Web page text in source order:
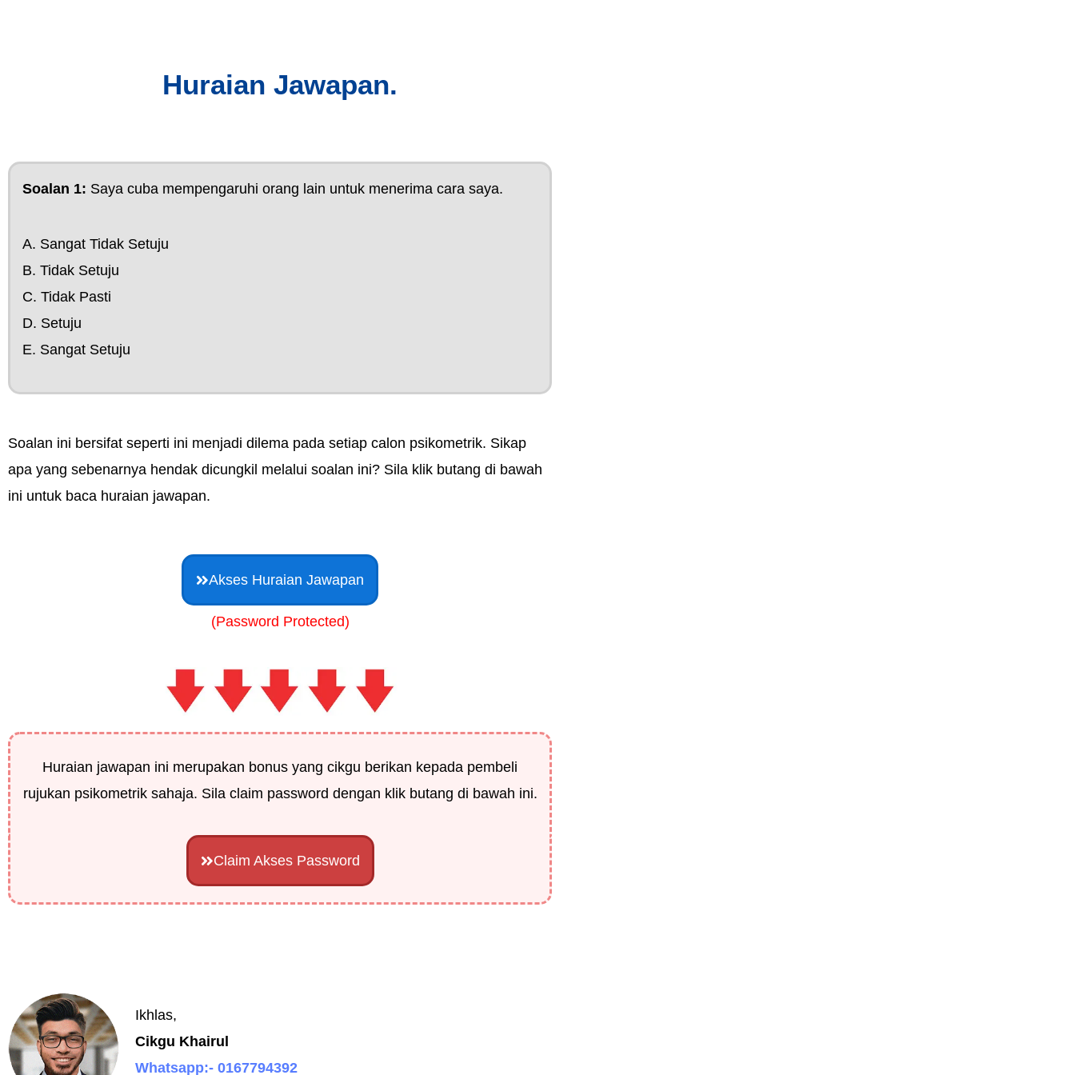
Huraian Jawapan.
Soalan 1: Saya cuba mempengaruhi orang lain untuk menerima cara saya.
A. Sangat Tidak Setuju
B. Tidak Setuju
C. Tidak Pasti
D. Setuju
E. Sangat Setuju
Soalan ini bersifat seperti ini menjadi dilema pada setiap calon psikometrik. Sikap
apa yang sebenarnya hendak dicungkil melalui soalan ini? Sila klik butang di bawah
ini untuk baca huraian jawapan.
Akses Huraian Jawapan
(Password Protected)
Huraian jawapan ini merupakan bonus yang cikgu berikan kepada pembeli
rujukan psikometrik sahaja. Sila claim password dengan klik butang di bawah ini.
Claim Akses Password
Ikhlas,
Cikgu Khairul
Whatsapp:- 0167794392